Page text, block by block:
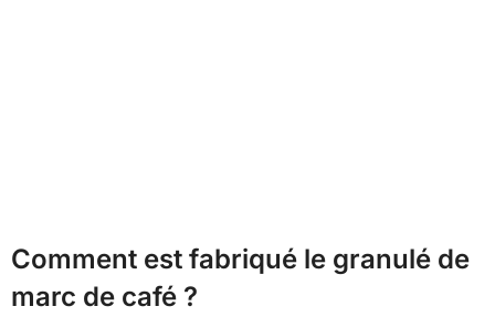
Comment est fabriqué le granulé de
marc de café ?